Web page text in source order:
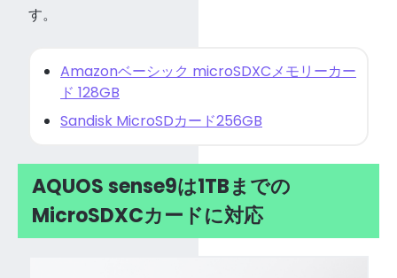
す。
Amazonベーシック microSDXCメモリーカー
ド 128GB
Sandisk MicroSDカード256GB
AQUOS sense9は1TBまでの
MicroSDXCカードに対応